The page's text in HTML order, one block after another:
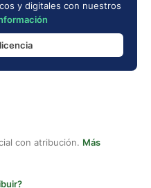
y digitales con nuestros
con atribución. Más